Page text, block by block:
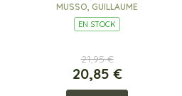
MUSSO, GUILLAUME
EN STOCK
21,95 €
20,85 €